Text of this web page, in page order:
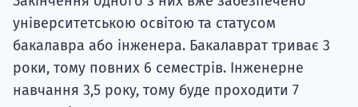
університетською освітою та статусом
бакалавра або інженера. Бакалаврат триває 3
роки, тому повних 6 семестрів. Інженерне
навчання 3,5 року, тому буде проходити 7